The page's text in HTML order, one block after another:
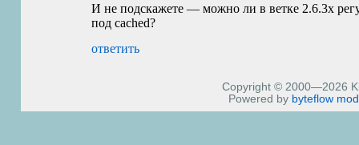
И не подскажете — можно ли в ветке 2.6.3х
под cached?
ответить
Copyright © 2000—2026
Powered by byteflow